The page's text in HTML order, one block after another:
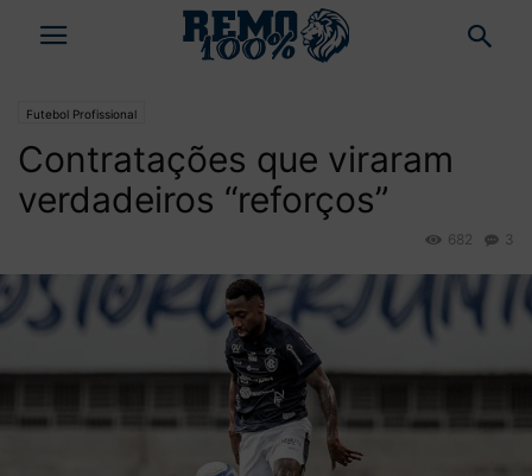
Futebol Profissional
Contratações que viraram
verdadeiros “reforços”
3
682